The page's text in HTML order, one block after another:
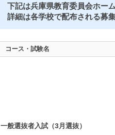
下記は兵庫県教育委員会ホー
詳細は各学校で配布される募
コース・試験名
一般選抜者入試（3月選抜）